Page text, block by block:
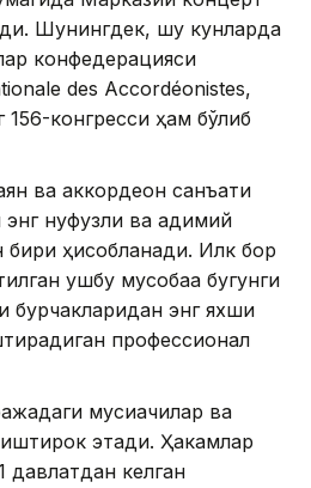
Шунингдек, шу кунларда
конфедерацияси
des Accordéonistes,
156-конгресси ҳам бўлиб
ва аккордеон санъати
нуфузли ва қадимий
бири ҳисобланади. Илк бор
ушбу мусобақа бугунги
бурчакларидан энг яхши
профессионал
мусиқачилар ва
этади. Ҳакамлар
давлатдан келган